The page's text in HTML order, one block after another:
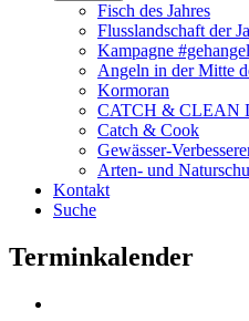
Fisch des Jahres
Flusslandschaft der
Kampagne
Angeln in der Mitte
Kormoran
CATCH & CLEAN
Catch & Cook
Gewässer-
Arten- und
Kontakt
Suche
Terminkalender